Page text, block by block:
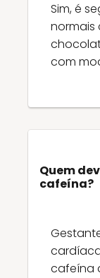
Sim, é
normais
com
Quem
cafeína?
cafeína